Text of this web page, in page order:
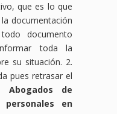
que es lo que
documentación
documento
toda la
su situación. 2.
pues retrasar el
Abogados de
personales en